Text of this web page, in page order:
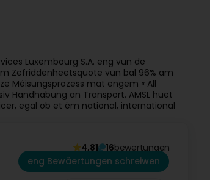
Luxembourg S.A. eng vun de
Zefriddenheetsquote vun bal 96% am
Méisungsprozess mat engem « All
Handhabung an Transport. AMSL huet
egal ob et ëm national, international
4,81 16bewertungen
eng Bewäertungen schreiwen